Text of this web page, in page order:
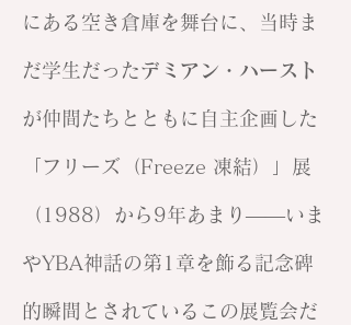
にある空き倉庫を舞台に、当時ま
だ学生だったデミアン・ハースト
が仲間たちとともに自主企画した
「フリーズ（Freeze 凍結）」展
（1988）から9年あまり——いま
やYBA神話の第1章を飾る記念碑
的瞬間とされているこの展覧会だ